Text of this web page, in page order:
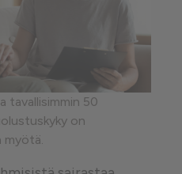
tavallisimmin 50
on
myötä.